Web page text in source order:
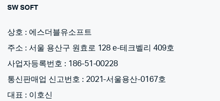
SW SOFT
상호 : 에스더블유소프트
주소 : 서울 용산구 원효로 128 e-테크벨리 409호
사업자등록번호 : 186-51-00228
통신판매업 신고번호 : 2021-서울용산-0167호
대표 : 이호신